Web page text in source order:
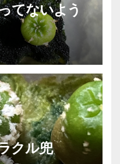
てないよう
クル兜